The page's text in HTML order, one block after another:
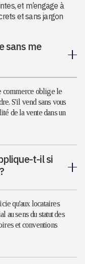
et m’engage à
et sans jargon
sans me
commerce oblige le
S'il vend sans vous
de la vente dans un
t-il si
qu'aux locataires
au sens du statut des
et conventions